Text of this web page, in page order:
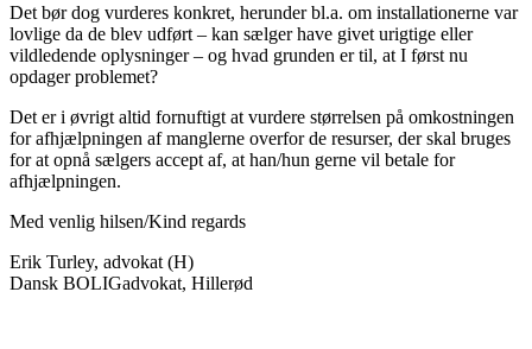
Det bør dog vurderes konkret, herunder bl.a. om installationerne var
lovlige da de blev udført – kan sælger have givet urigtige eller
vildledende oplysninger – og hvad grunden er til, at I først nu
opdager problemet?
Det er i øvrigt altid fornuftigt at vurdere størrelsen på omkostningen
for afhjælpningen af manglerne overfor de resurser, der skal bruges
for at opnå sælgers accept af, at han/hun gerne vil betale for
afhjælpningen.
Med venlig hilsen/Kind regards
Erik Turley, advokat (H)
Dansk BOLIGadvokat, Hillerød